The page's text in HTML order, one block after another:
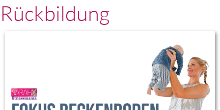
Rückbildung